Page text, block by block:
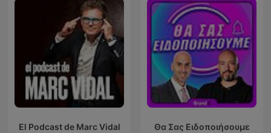
El Podcast de Marc Vidal Θα Σας Ειδοποιήσουμε